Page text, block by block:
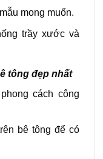
mong muốn.
trầy xước và
tông đẹp nhất
cách công
bê tông để có